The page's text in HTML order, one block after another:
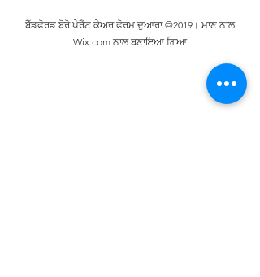
ਬੈੱਡਫੋਰਡ ਬੋਰੋ ਪੇਰੈਂਟ ਕੇਅਰ ਫੋਰਮ ਦੁਆਰਾ ©2019। ਮਾਣ ਨਾਲ
Wix.com ਨਾਲ ਬਣਾਇਆ ਗਿਆ